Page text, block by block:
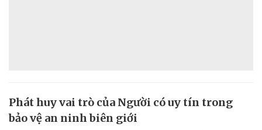
Phát huy vai trò của Người có uy tín trong
bảo vệ an ninh biên giới